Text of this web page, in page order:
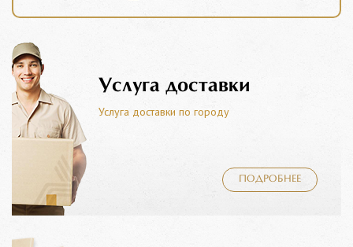
Услуга доставки
Услуга доставки по городу
ПОДРОБНЕЕ